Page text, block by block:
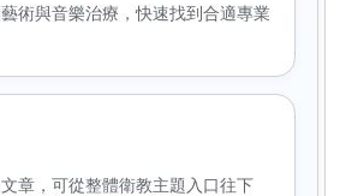
術與音樂治療，快速找到合適專業
章，可從整體衛教主題入口往下